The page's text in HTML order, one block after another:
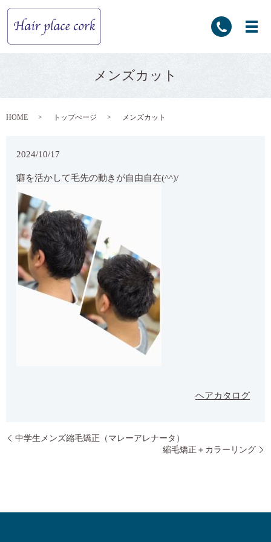
メンズカット
HOME トップぺージ メンズカット
2024/10/17
癖を活かして毛先の動きが自由自在(^^)/
ヘアカタログ
中学生メンズ縮毛矯正（マレーアレナータ）
縮毛矯正＋カラーリング